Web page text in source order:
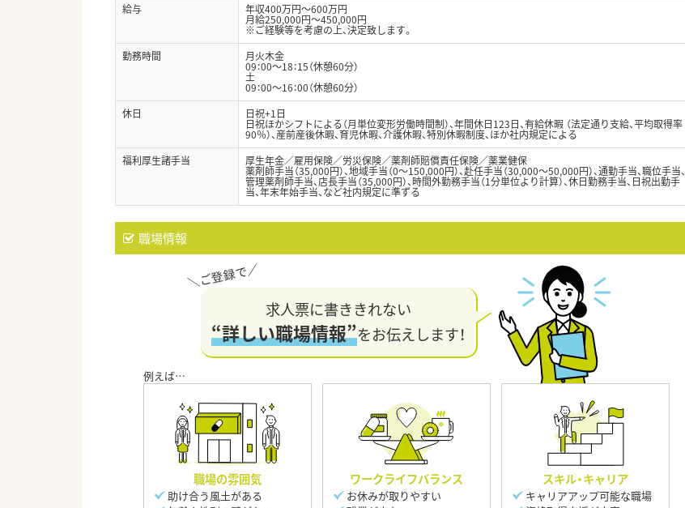
給与
年収400万円～600万円
月給250,000円～450,000円
※ご経験等を考慮の上、決定致します。
勤務時間
月火木金
09：00～18：15（休憩60分）
土
09：00～16：00（休憩60分）
休日
日祝+1日
日祝ほかシフトによる（月単位変形労働時間制）、年間休日123日、有給休暇 （法定通り支給、平均取得率
90％）、産前産後休暇、育児休暇、介護休暇、特別休暇制度、ほか社内規定による
福利厚生諸手当
厚生年金／雇用保険／労災保険／薬剤師賠償責任保険／薬業健保
薬剤師手当（35,000円）、地域手当（0～150,000円）、赴任手当（30,000～50,000円）、通勤手当、職位手当、
管理薬剤師手当、店長手当（35,000円）、時間外勤務手当（1分単位より計算）、休日勤務手当、日祝出勤手
当、年末年始手当、など社内規定に準ずる
職場情報
求人票に書ききれない
“詳しい職場情報”をお伝えします！
職場の雰囲気
助け合う風土がある
ワークライフバランス
お休みが取りやすい
スキル・キャリア
キャリアアップ可能な職場